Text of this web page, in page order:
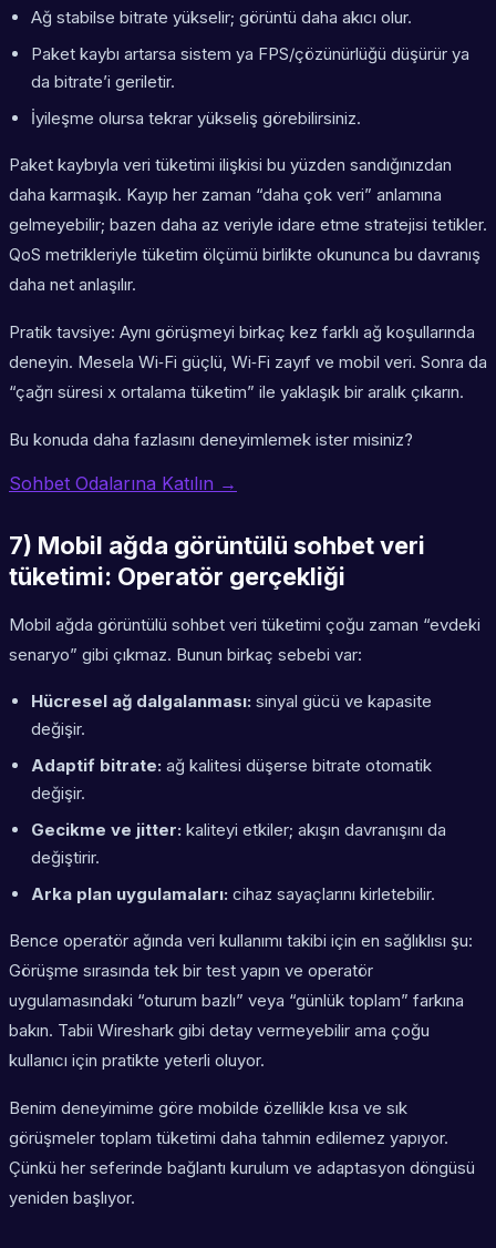
Ağ stabilse bitrate yükselir; görüntü daha akıcı olur.
Paket kaybı artarsa sistem ya FPS/çözünürlüğü düşürür ya
da bitrate’i geriletir.
İyileşme olursa tekrar yükseliş görebilirsiniz.
Paket kaybıyla veri tüketimi ilişkisi bu yüzden sandığınızdan
daha karmaşık. Kayıp her zaman “daha çok veri” anlamına
gelmeyebilir; bazen daha az veriyle idare etme stratejisi tetikler.
QoS metrikleriyle tüketim ölçümü birlikte okununca bu davranış
daha net anlaşılır.
Pratik tavsiye: Aynı görüşmeyi birkaç kez farklı ağ koşullarında
deneyin. Mesela Wi‑Fi güçlü, Wi‑Fi zayıf ve mobil veri. Sonra da
“çağrı süresi x ortalama tüketim” ile yaklaşık bir aralık çıkarın.
Bu konuda daha fazlasını deneyimlemek ister misiniz?
Sohbet Odalarına Katılın →
7) Mobil ağda görüntülü sohbet veri
tüketimi: Operatör gerçekliği
Mobil ağda görüntülü sohbet veri tüketimi çoğu zaman “evdeki
senaryo” gibi çıkmaz. Bunun birkaç sebebi var:
Hücresel ağ dalgalanması: sinyal gücü ve kapasite
değişir.
Adaptif bitrate: ağ kalitesi düşerse bitrate otomatik
değişir.
Gecikme ve jitter: kaliteyi etkiler; akışın davranışını da
değiştirir.
Arka plan uygulamaları: cihaz sayaçlarını kirletebilir.
Bence operatör ağında veri kullanımı takibi için en sağlıklısı şu:
Görüşme sırasında tek bir test yapın ve operatör
uygulamasındaki “oturum bazlı” veya “günlük toplam” farkına
bakın. Tabii Wireshark gibi detay vermeyebilir ama çoğu
kullanıcı için pratikte yeterli oluyor.
Benim deneyimime göre mobilde özellikle kısa ve sık
görüşmeler toplam tüketimi daha tahmin edilemez yapıyor.
Çünkü her seferinde bağlantı kurulum ve adaptasyon döngüsü
yeniden başlıyor.